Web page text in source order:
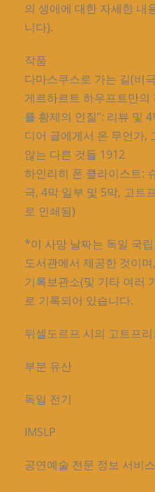
의 생애에 대한 자세한 내
니다).
작품
다마스쿠스로 가는 길(비
게르하르트 하우프트만의
를 황제의 인질”: 리뷰 및
디어 골에게서 온 무언가,
않는 다른 것들 1912
하인리히 폰 클라이스트:
극, 4막 일부 및 5막, 고트
로 인쇄됨)
*이 사망 날짜는 독일 국
도서관에서 제공한 것이
기록보관소(및 기타 여러
로 기록되어 있습니다.
뒤셀도르프 시의 고트프
부분 유산
독일 전기
IMSLP
공연예술 전문 정보 서비스